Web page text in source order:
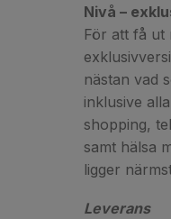
Nivå –
För att få ut
nästan vad
inklusive
shopping,
samt hälsa
ligger
Leverans